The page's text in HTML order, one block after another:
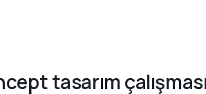
tasarım